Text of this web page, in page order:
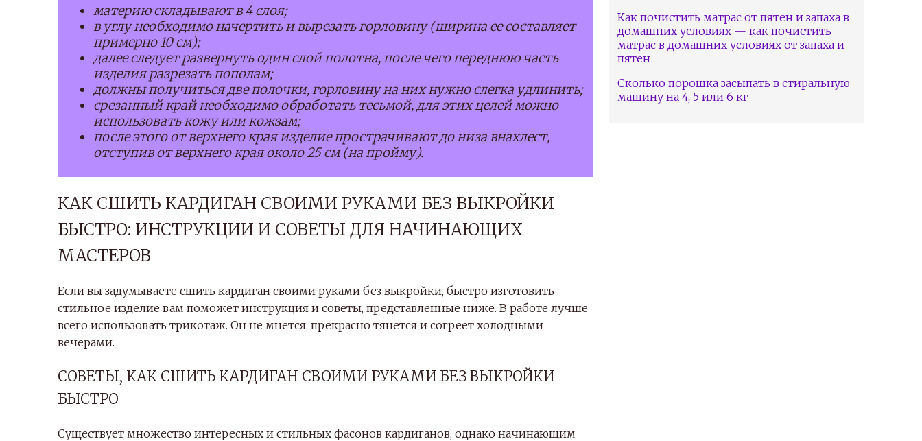
материю складывают в 4 слоя;
в углу необходимо начертить и вырезать горловину (ширина ее составляет
примерно 10 см);
далее следует развернуть один слой полотна, после чего переднюю часть
изделия разрезать пополам;
должны получиться две полочки, горловину на них нужно слегка удлинить;
срезанный край необходимо обработать тесьмой, для этих целей можно
использовать кожу или кожзам;
после этого от верхнего края изделие прострачивают до низа внахлест,
отступив от верхнего края около 25 см (на пройму).
КАК СШИТЬ КАРДИГАН СВОИМИ РУКАМИ БЕЗ ВЫКРОЙКИ
БЫСТРО: ИНСТРУКЦИИ И СОВЕТЫ ДЛЯ НАЧИНАЮЩИХ
МАСТЕРОВ
Если вы задумываете сшить кардиган своими руками без выкройки, быстро изготовить
стильное изделие вам поможет инструкция и советы, представленные ниже. В работе лучше
всего использовать трикотаж. Он не мнется, прекрасно тянется и согреет холодными
вечерами.
СОВЕТЫ, КАК СШИТЬ КАРДИГАН СВОИМИ РУКАМИ БЕЗ ВЫКРОЙКИ
БЫСТРО
Существует множество интересных и стильных фасонов кардиганов, однако начинающим
Как почистить матрас от пятен и запаха в
домашних условиях — как почистить
матрас в домашних условиях от запаха и
пятен
Сколько порошка засыпать в стиральную
машину на 4, 5 или 6 кг